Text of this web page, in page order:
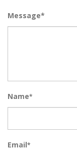
Message*
Name*
Email*